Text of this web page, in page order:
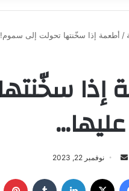
/ أطعمة إذا سخّنتها تحولت إلى
إذا
أرسل
إلكترونيا
نوفمبر 22, 2023
فيسبوك لينكدإن